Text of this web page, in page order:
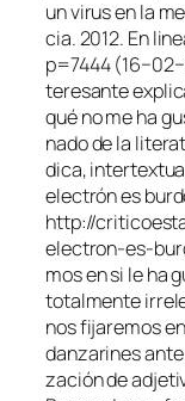
un vi­rus en la
cia. 2012. En
p=7444
tere­san­te
qué no me ha
na­do de la
di­ca,
elec­trón es
http://
electron-es-
mos en si le ha
to­tal­men­te
nos fi­ja­re­mos
dan­za­ri­nes
za­ción de